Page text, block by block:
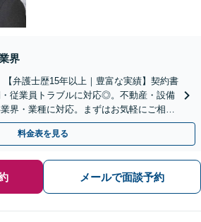
界
【弁護士歴15年以上｜豊富な実績】契約書
従業員トラブルに対応◎。不動産・設備
界・業種に対応。まずはお気軽にご相談
円～】
料金表を見る
メールで面談予約